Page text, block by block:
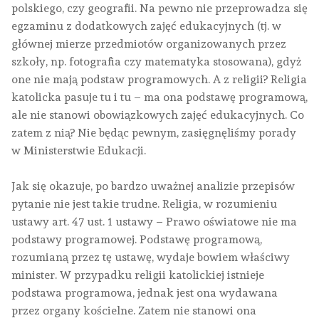
polskiego, czy geografii. Na pewno nie przeprowadza się
egzaminu z dodatkowych zajęć edukacyjnych (tj. w
głównej mierze przedmiotów organizowanych przez
szkoły, np. fotografia czy matematyka stosowana), gdyż
one nie mają podstaw programowych. A z religii? Religia
katolicka pasuje tu i tu – ma ona podstawę programową,
ale nie stanowi obowiązkowych zajęć edukacyjnych. Co
zatem z nią? Nie będąc pewnym, zasięgnęliśmy porady
w Ministerstwie Edukacji.
Jak się okazuje, po bardzo uważnej analizie przepisów
pytanie nie jest takie trudne. Religia, w rozumieniu
ustawy art. 47 ust. 1 ustawy – Prawo oświatowe nie ma
podstawy programowej. Podstawę programową,
rozumianą przez tę ustawę, wydaje bowiem właściwy
minister. W przypadku religii katolickiej istnieje
podstawa programowa, jednak jest ona wydawana
przez organy kościelne. Zatem nie stanowi ona